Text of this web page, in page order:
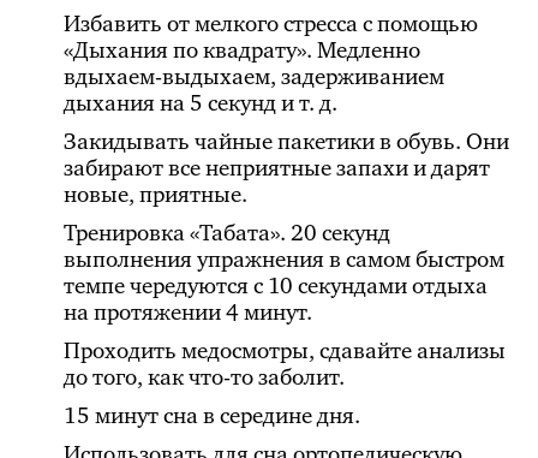
Избавить от мелкого стресса с помощью
«Дыхания по квадрату». Медленно
вдыхаем-выдыхаем, задерживанием
дыхания на 5 секунд и т. д.
Закидывать чайные пакетики в обувь. Они
забирают все неприятные запахи и дарят
новые, приятные.
Тренировка «Табата». 20 секунд
выполнения упражнения в самом быстром
темпе чередуются с 10 секундами отдыха
на протяжении 4 минут.
Проходить медосмотры, сдавайте анализы
до того, как что-то заболит.
15 минут сна в середине дня.